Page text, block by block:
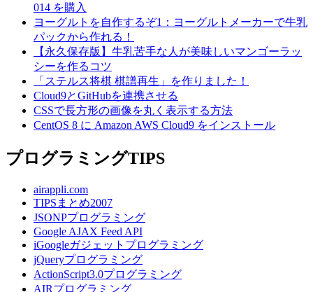
014 を購入
ヨーグルトを自作するぞ1：ヨーグルトメーカーで牛乳
パックから作れる！
【永久保存版】牛乳苦手な人が美味しいマンゴーラッ
シーを作るコツ
「ステルス将棋 棋譜再生」を作りました！
Cloud9とGitHubを連携させる
CSSで長方形の画像を丸く表示する方法
CentOS 8 に Amazon AWS Cloud9 をインストール
プログラミングTIPS
airappli.com
TIPSまとめ2007
JSONPプログラミング
Google AJAX Feed API
iGoogleガジェットプログラミング
jQueryプログラミング
ActionScript3.0プログラミング
AIRプログラミング